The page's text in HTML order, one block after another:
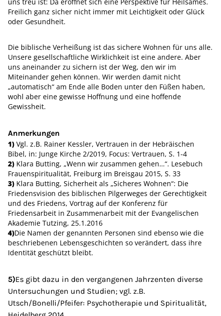
Freilich ganz sicher nicht immer mit Leichtigkeit oder Glück
oder Gesundheit.
Die biblische Verheißung ist das sichere Wohnen für uns alle.
Unsere gesellschaftliche Wirklichkeit ist eine andere. Aber
uns aneinander zu sichern ist der Weg, den wir im
Miteinander gehen können. Wir werden damit nicht
„automatisch“ am Ende alle Boden unter den Füßen haben,
wohl aber eine gewisse Hoffnung und eine hoffende
Gewissheit.
Anmerkungen
1) Vgl. z.B. Rainer Kessler, Vertrauen in der Hebräischen
Bibel, in: Junge Kirche 2/2019, Focus: Vertrauen, S. 1-4
2) Klara Butting, „Wenn wir zusammen gehen…“. Lesebuch
Frauenspiritualität, Freiburg im Breisgau 2015, S. 33
3) Klara Butting, Sicherheit als „Sicheres Wohnen“: Die
Friedensvision des biblischen Pilgerweges der Gerechtigkeit
und des Friedens, Vortrag auf der Konferenz für
Friedensarbeit in Zusammenarbeit mit der Evangelischen
Akademie Tutzing, 25.1.2016
4)Die Namen der genannten Personen sind ebenso wie die
beschriebenen Lebensgeschichten so verändert, dass ihre
Identität geschützt bleibt.
5)Es gibt dazu in den vergangenen Jahrzenten diverse
Untersuchungen und Studien; vgl. z.B.
Utsch/Bonelli/Pfeifer: Psychotherapie und Spiritualität,